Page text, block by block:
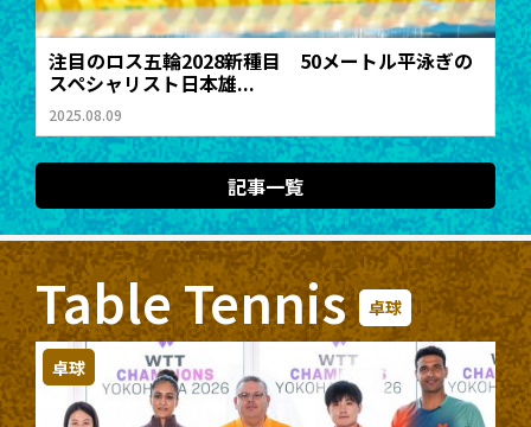
注目のロス五輪2028新種目 50メートル平泳ぎの
スペシャリスト日本雄...
2025.08.09
記事一覧
Table Tennis 卓球
卓球